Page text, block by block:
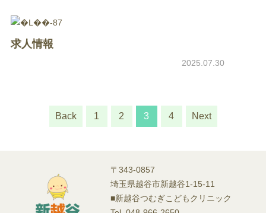
求人情報
2025.07.30
Back 1 2 3 4 Next
〒343-0857
埼玉県越谷市新越谷1-15-11
■新越谷つむぎこどもクリニック